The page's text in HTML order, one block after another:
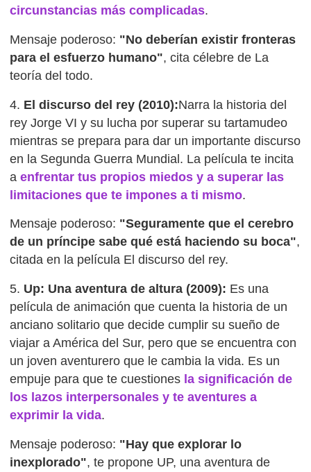
circunstancias más complicadas.
Mensaje poderoso: "No deberían existir fronteras
para el esfuerzo humano", cita célebre de La
teoría del todo.
4. El discurso del rey (2010):Narra la historia del
rey Jorge VI y su lucha por superar su tartamudeo
mientras se prepara para dar un importante discurso
en la Segunda Guerra Mundial. La película te incita
a enfrentar tus propios miedos y a superar las
limitaciones que te impones a ti mismo.
Mensaje poderoso: "Seguramente que el cerebro
de un príncipe sabe qué está haciendo su boca",
citada en la película El discurso del rey.
5. Up: Una aventura de altura (2009): Es una
película de animación que cuenta la historia de un
anciano solitario que decide cumplir su sueño de
viajar a América del Sur, pero que se encuentra con
un joven aventurero que le cambia la vida. Es un
empuje para que te cuestiones la significación de
los lazos interpersonales y te aventures a
exprimir la vida.
Mensaje poderoso: "Hay que explorar lo
inexplorado", te propone UP, una aventura de